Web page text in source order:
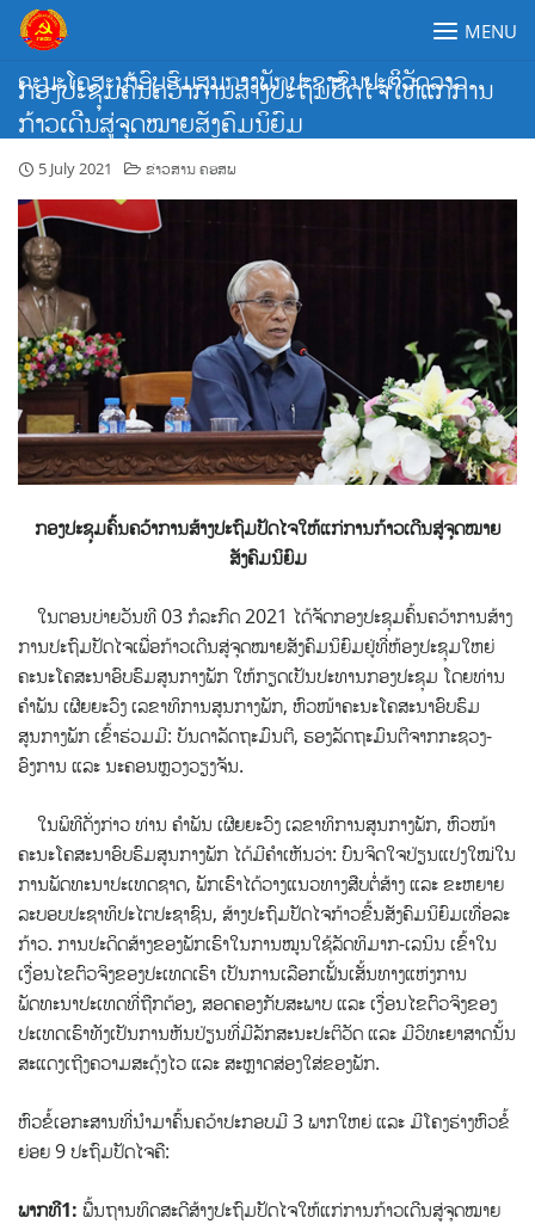
Skip
content
ຄະນະໂຄສະນາອົບຮົມສູນກາງພັກປະຊາຊົນປະຕິວັດລາວ
MENU
ກອງປະຊຸມຄົ້ນຄວ້າການສ້າງປະຖົມປັດໄຈໃຫ້ແກ່ການ
ກ້າວເດີນສູ່ຈຸດໝາຍສັງຄົມນິຍົມ
5 July 2021 ຂ່າວສານ ຄອສພ
ກອງປະຊຸມຄົ້ນຄວ້າການສ້າງປະຖົມປັດໄຈໃຫ້ແກ່ການກ້າວເດີນສູ່ຈຸດໝາຍ
ສັງຄົມນິຍົມ
ໃນຕອນບ່າຍວັນທີ 03 ກໍລະກົດ 2021 ໄດ້ຈັດກອງປະຊຸມຄົ້ນຄວ້າການສ້າງ
ການປະຖົມປັດໄຈເພື່ອກ້າວເດີນສູ່ຈຸດໝາຍສັງຄົມນິຍົມຢູ່ທີ່ຫ້ອງປະຊຸມໃຫຍ່
ຄະນະໂຄສະນາອົບຮົມສູນກາງພັກ ໃຫ້ກຽດເປັນປະທານກອງປະຊຸມ ໂດຍທ່ານ
ຄຳພັນ ເຜີຍຍະວົງ ເລຂາທິການສູນກາງພັກ, ຫົວໜ້າຄະນະໂຄສະນາອົບຮົມ
ສູນກາງພັກ ເຂົ້າຮ່ວມມີ: ບັນດາລັດຖະມົນຕີ, ຮອງລັດຖະມົນຕີຈາກກະຊວງ-
ອົງການ ແລະ ນະຄອນຫຼວງວຽງຈັນ.
ໃນພິທີດັ່ງກ່າວ ທ່ານ ຄຳພັນ ເຜີຍຍະວົງ ເລຂາທິການສູນກາງພັກ, ຫົວໜ້າ
ຄະນະໂຄສະນາອົບຮົມສູນກາງພັກ ໄດ້ມີຄຳເຫັນວ່າ: ບົນຈິດໃຈປ່ຽນແປງໃໝ່ໃນ
ການພັດທະນາປະເທດຊາດ, ພັກເຮົາໄດ້ວາງແນວທາງສືບຕໍ່ສ້າງ ແລະ ຂະຫຍາຍ
ລະບອບປະຊາທິປະໄຕປະຊາຊົນ, ສ້າງປະຖົມປັດໄຈກ້າວຂື້ນສັງຄົມນິຍົມເທື່ອລະ
ກ້າວ. ການປະດິດສ້າງຂອງພັກເຮົາໃນການໝູນໃຊ້ລັດທິມາກ-ເລນິນ ເຂົ້າໃນ
ເງື່ອນໄຂຕົວຈິງຂອງປະເທດເຮົາ ເປັນການເລືອກເຟັ້ນເສັ້ນທາງແຫ່ງການ
ພັດທະນາປະເທດທີ່ຖືກຕ້ອງ, ສອດຄອງກັບສະພາບ ແລະ ເງື່ອນໄຂຕົວຈິງຂອງ
ປະເທດເຮົາທັງເປັນການຫັນປ່ຽນທີ່ມີລັກສະນະປະຕິວັດ ແລະ ມີວິທະຍາສາດນັ້ນ
ສະແດງເຖີງຄວາມສະດຸ້ງໄວ ແລະ ສະຫຼາດສ່ອງໃສ່ຂອງພັກ.
ຫົວຂໍ້ເອກະສານທີ່ນຳມາຄົ້ນຄວ້າປະກອບມີ 3 ພາກໃຫຍ່ ແລະ ມີໂຄງຮ່າງຫົວຂໍ້
ຍ່ອຍ 9 ປະຖົມປັດໄຈຄື:
ພາກທີ1: ພື້ນຖານທິດສະດີສ້າງປະຖົມປັດໄຈໃຫ້ແກ່ການກ້າວເດີນສູ່ຈຸດໝາຍ